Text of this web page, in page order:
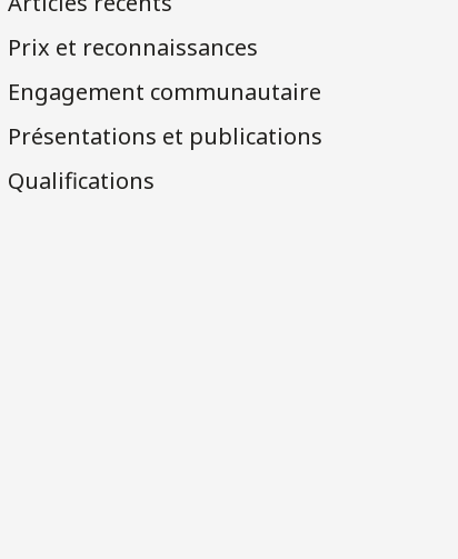
Prix et reconnaissances
Engagement communautaire
Présentations et publications
Qualifications